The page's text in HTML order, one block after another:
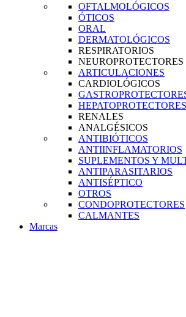
OFTALMOLÓGICOS
ÓTICOS
ORAL
DERMATOLÓGICOS
RESPIRATORIOS
NEUROPROTECTORES
ARTICULACIONES
CARDIOLÓGICOS
HEPATOPROTECTORES
RENALES
ANALGÉSICOS
ANTIBIÓTICOS
ANTIINFLAMATORIOS
SUPLEMENTOS Y
ANTIPARASITARIOS
ANTISÉPTICO
OTROS
CONDOPROTECTORES
CALMANTES
Marcas